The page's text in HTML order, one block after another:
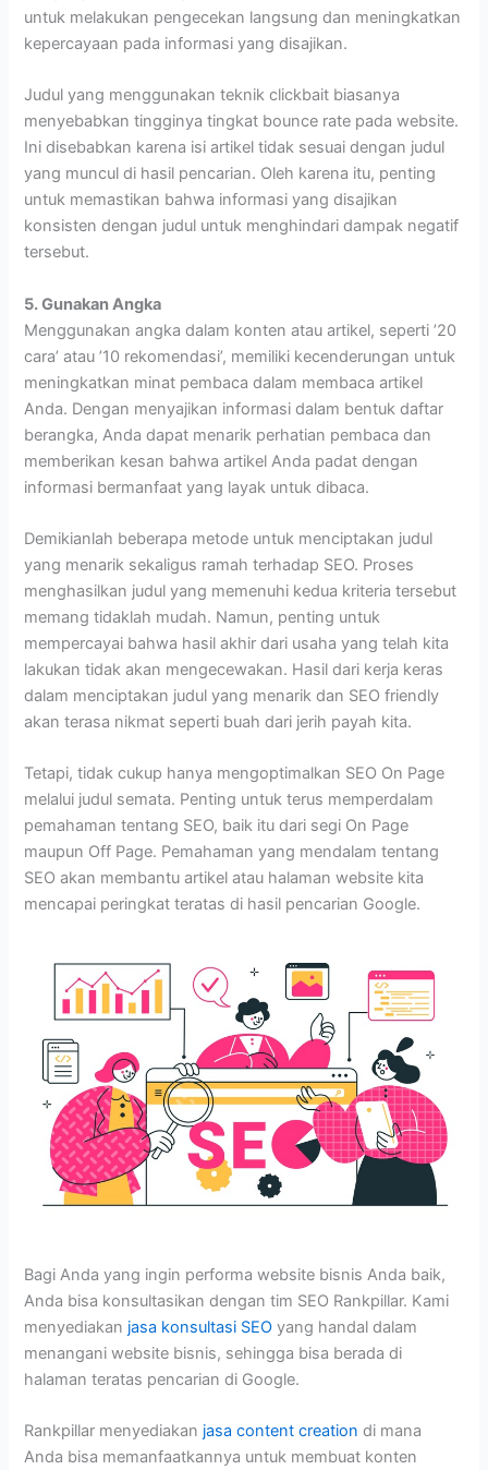
untuk melakukan pengecekan langsung dan meningkatkan
kepercayaan pada informasi yang disajikan.
Judul yang menggunakan teknik clickbait biasanya
menyebabkan tingginya tingkat bounce rate pada website.
Ini disebabkan karena isi artikel tidak sesuai dengan judul
yang muncul di hasil pencarian. Oleh karena itu, penting
untuk memastikan bahwa informasi yang disajikan
konsisten dengan judul untuk menghindari dampak negatif
tersebut.
5. Gunakan Angka
Menggunakan angka dalam konten atau artikel, seperti ’20
cara’ atau ’10 rekomendasi’, memiliki kecenderungan untuk
meningkatkan minat pembaca dalam membaca artikel
Anda. Dengan menyajikan informasi dalam bentuk daftar
berangka, Anda dapat menarik perhatian pembaca dan
memberikan kesan bahwa artikel Anda padat dengan
informasi bermanfaat yang layak untuk dibaca.
Demikianlah beberapa metode untuk menciptakan judul
yang menarik sekaligus ramah terhadap SEO. Proses
menghasilkan judul yang memenuhi kedua kriteria tersebut
memang tidaklah mudah. Namun, penting untuk
mempercayai bahwa hasil akhir dari usaha yang telah kita
lakukan tidak akan mengecewakan. Hasil dari kerja keras
dalam menciptakan judul yang menarik dan SEO friendly
akan terasa nikmat seperti buah dari jerih payah kita.
Tetapi, tidak cukup hanya mengoptimalkan SEO On Page
melalui judul semata. Penting untuk terus memperdalam
pemahaman tentang SEO, baik itu dari segi On Page
maupun Off Page. Pemahaman yang mendalam tentang
SEO akan membantu artikel atau halaman website kita
mencapai peringkat teratas di hasil pencarian Google.
Bagi Anda yang ingin performa website bisnis Anda baik,
Anda bisa konsultasikan dengan tim SEO Rankpillar. Kami
menyediakan jasa konsultasi SEO yang handal dalam
menangani website bisnis, sehingga bisa berada di
halaman teratas pencarian di Google.
Rankpillar menyediakan jasa content creation di mana
Anda bisa memanfaatkannya untuk membuat konten